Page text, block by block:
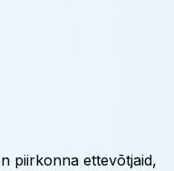
piirkonna ettevõtjaid,